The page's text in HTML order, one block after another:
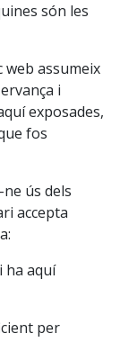
són les
web assumeix
i
exposades,
fos
ús dels
accepta
ha aquí
per